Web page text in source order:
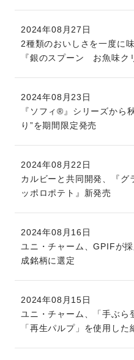
2024年08月27日
2種類のおいしさを一度に
『銀のスプーン お魚味ク
2024年08月23日
『ソフィ®』シリーズから
り”を期間限定発売
2024年08月22日
カルビーと共同開発、『
ッポロポテト』新発売
2024年08月16日
ユニ・チャーム、GPIFが
成銘柄に選定
2024年08月15日
ユニ・チャーム、「手ぶら
「再生パルプ」を使用し